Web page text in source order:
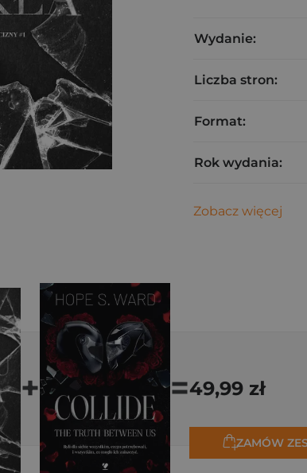
Wydanie:
Liczba stron:
Format:
Rok wydania:
Zobacz więcej
+ =49,99 zł
ZAMÓW